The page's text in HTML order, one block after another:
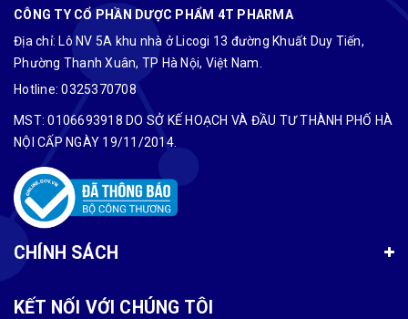
CÔNG TY CỔ PHẦN DƯỢC PHẨM 4T PHARMA
Địa chỉ: Lô NV 5A khu nhà ở Licogi 13 đường Khuất Duy Tiến,
Phường Thanh Xuân, TP Hà Nội, Việt Nam.
Hotline:0325370708
MST: 0106693918 DO SỞ KẾ HOẠCH VÀ ĐẦU TƯ THÀNH PHỐ HÀ
NỘI CẤP NGÀY 19/11/2014.
CHÍNH SÁCH
KẾT NỐI VỚI CHÚNG TÔI